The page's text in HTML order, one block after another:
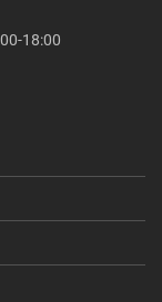
18:00